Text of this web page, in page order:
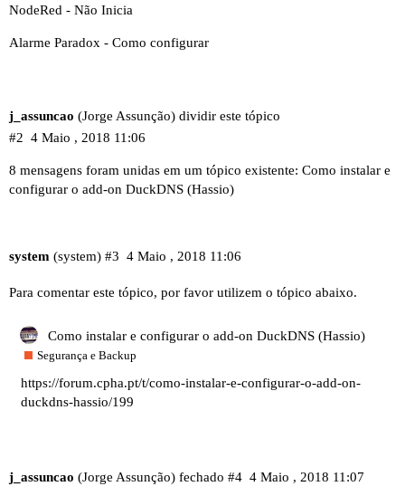
NodeRed - Não Inicia
Alarme Paradox - Como configurar
j_assuncao (Jorge Assunção) dividir este tópico
4 Maio , 2018 11:06
#2
8 mensagens foram unidas em um tópico existente: Como instalar e
configurar o add-on DuckDNS (Hassio)
system (system) 4 Maio , 2018 11:06
#3
Para comentar este tópico, por favor utilizem o tópico abaixo.
Como instalar e configurar o add-on DuckDNS (Hassio)
Segurança e Backup
https://forum.cpha.pt/t/como-instalar-e-configurar-o-add-on-
duckdns-hassio/199
j_assuncao (Jorge Assunção) fechado 4 Maio , 2018 11:07
#4